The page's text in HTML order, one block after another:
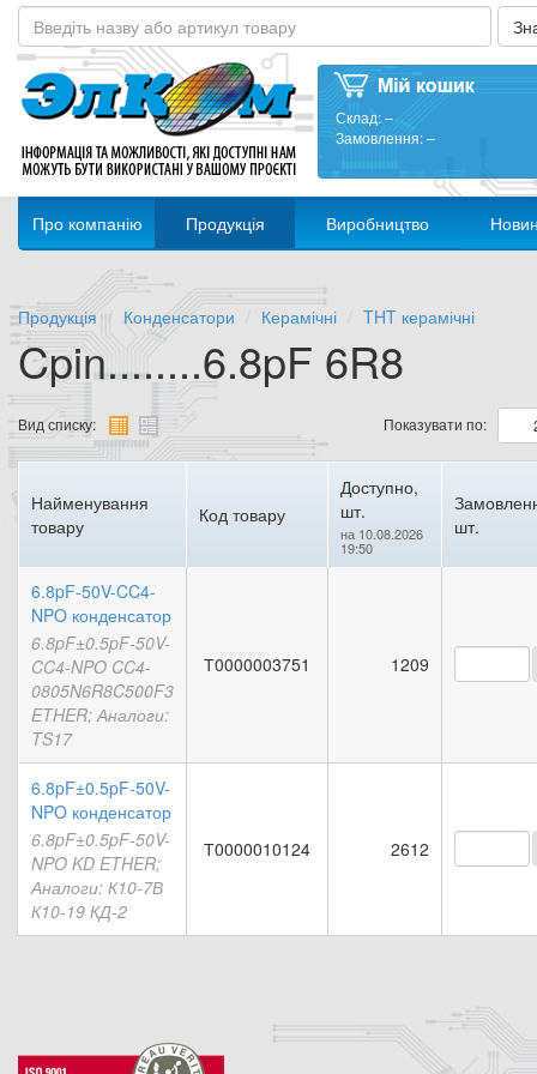
Склад:–
Замовлення:–
Про компанію Продукція Виробництво
Продукція Конденсатори Керамічні THT керамічні
Cpin........6.8pF 6R8
Вид списку: Показувати по:
Найменування
товару
Код товару
Доступно,
шт.
на 10.08.2026
19:50
шт.
6.8pF-50V-CC4-
NPO конденсатор
6.8pF±0.5pF-50V-
CC4-NPO CC4-
0805N6R8C500F3
ETHER; Аналоги:
TS17
Т0000003751 1209
6.8pF±0.5pF-50V-
NPO конденсатор
6.8pF±0.5pF-50V-
NPO KD ETHER;
Аналоги: К10-7В
К10-19 КД-2
Т0000010124 2612